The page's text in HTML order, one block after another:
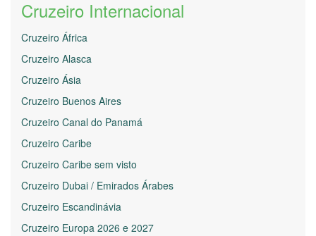
Cruzeiro Internacional
Cruzeiro África
Cruzeiro Alasca
Cruzeiro Ásia
Cruzeiro Buenos Aires
Cruzeiro Canal do Panamá
Cruzeiro Caribe
Cruzeiro Caribe sem visto
Cruzeiro Dubai / Emirados Árabes
Cruzeiro Escandinávia
Cruzeiro Europa 2026 e 2027